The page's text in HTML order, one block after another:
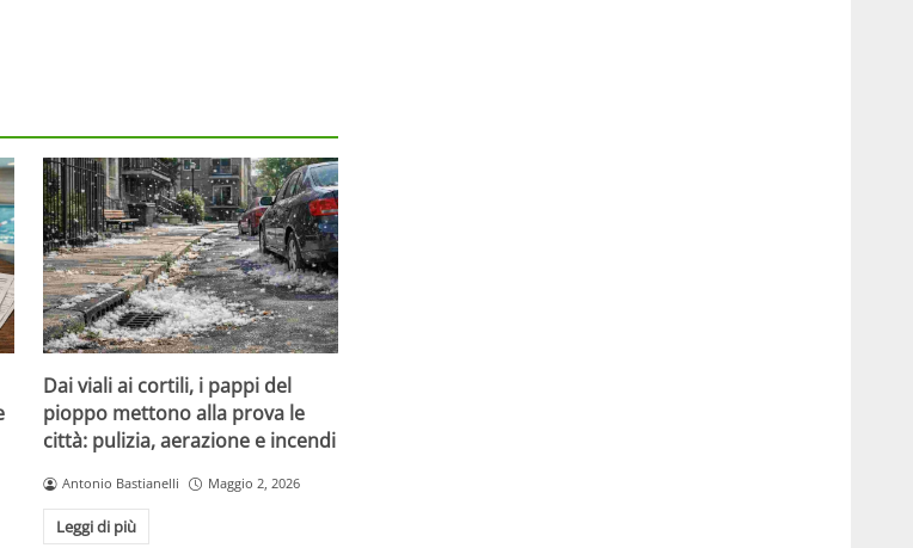
Dai viali ai cortili, i pappi del
pioppo mettono alla prova le
città: pulizia, aerazione e incendi
Antonio Bastianelli Maggio 2, 2026
Leggi di più